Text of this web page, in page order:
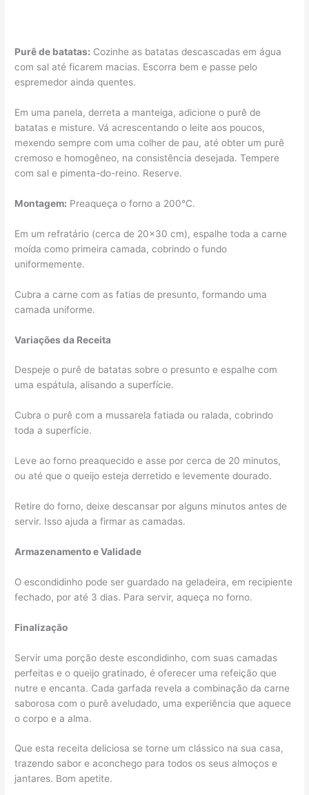
Purê de batatas: Cozinhe as batatas descascadas em água
com sal até ficarem macias. Escorra bem e passe pelo
espremedor ainda quentes.
Em uma panela, derreta a manteiga, adicione o purê de
batatas e misture. Vá acrescentando o leite aos poucos,
mexendo sempre com uma colher de pau, até obter um purê
cremoso e homogêneo, na consistência desejada. Tempere
com sal e pimenta-do-reino. Reserve.
Montagem: Preaqueça o forno a 200°C.
Em um refratário (cerca de 20×30 cm), espalhe toda a carne
moída como primeira camada, cobrindo o fundo
uniformemente.
Cubra a carne com as fatias de presunto, formando uma
camada uniforme.
Variações da Receita
Despeje o purê de batatas sobre o presunto e espalhe com
uma espátula, alisando a superfície.
Cubra o purê com a mussarela fatiada ou ralada, cobrindo
toda a superfície.
Leve ao forno preaquecido e asse por cerca de 20 minutos,
ou até que o queijo esteja derretido e levemente dourado.
Retire do forno, deixe descansar por alguns minutos antes de
servir. Isso ajuda a firmar as camadas.
Armazenamento e Validade
O escondidinho pode ser guardado na geladeira, em recipiente
fechado, por até 3 dias. Para servir, aqueça no forno.
Finalização
Servir uma porção deste escondidinho, com suas camadas
perfeitas e o queijo gratinado, é oferecer uma refeição que
nutre e encanta. Cada garfada revela a combinação da carne
saborosa com o purê aveludado, uma experiência que aquece
o corpo e a alma.
Que esta receita deliciosa se torne um clássico na sua casa,
trazendo sabor e aconchego para todos os seus almoços e
jantares. Bom apetite.